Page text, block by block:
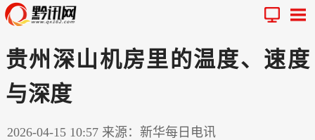
贵州深山机房里的温度、速度
与深度
2026-04-15 10:57 来源：新华每日电讯